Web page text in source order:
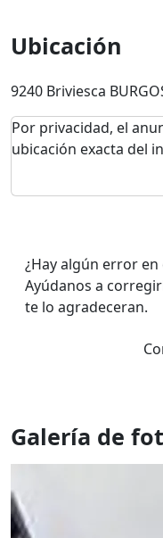
Ubicación
9240 Briviesca
Por privacidad, el
ubicación exacta del
¿Hay algún error en
Ayúdanos a
te lo agradeceran.
Galería de